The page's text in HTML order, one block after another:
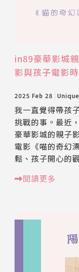
in89豪華影城
影與孩子電影
2025 Feb 28
我一直覺得帶孩
挑戰的事。最近
豪華影城的親子
電影《喵的奇幻
鬆、孩子開心的
閱讀更多